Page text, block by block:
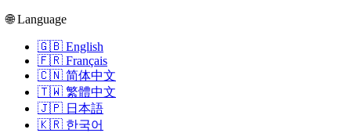
🌐 Language
🇬🇧 English
🇫🇷 Français
🇨🇳 简体中文
🇹🇼 繁體中文
🇯🇵 日本語
🇰🇷 한국어